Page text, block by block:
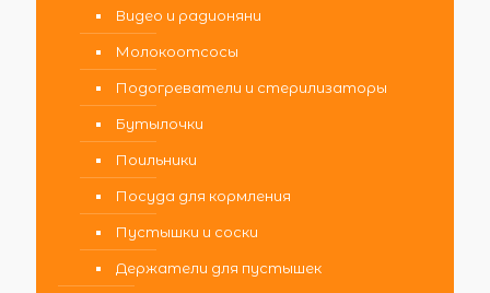
Видео и радионяни
Молокоотсосы
Подогреватели и стерилизаторы
Бутылочки
Поильники
Посуда для кормления
Пустышки и соски
Держатели для пустышек